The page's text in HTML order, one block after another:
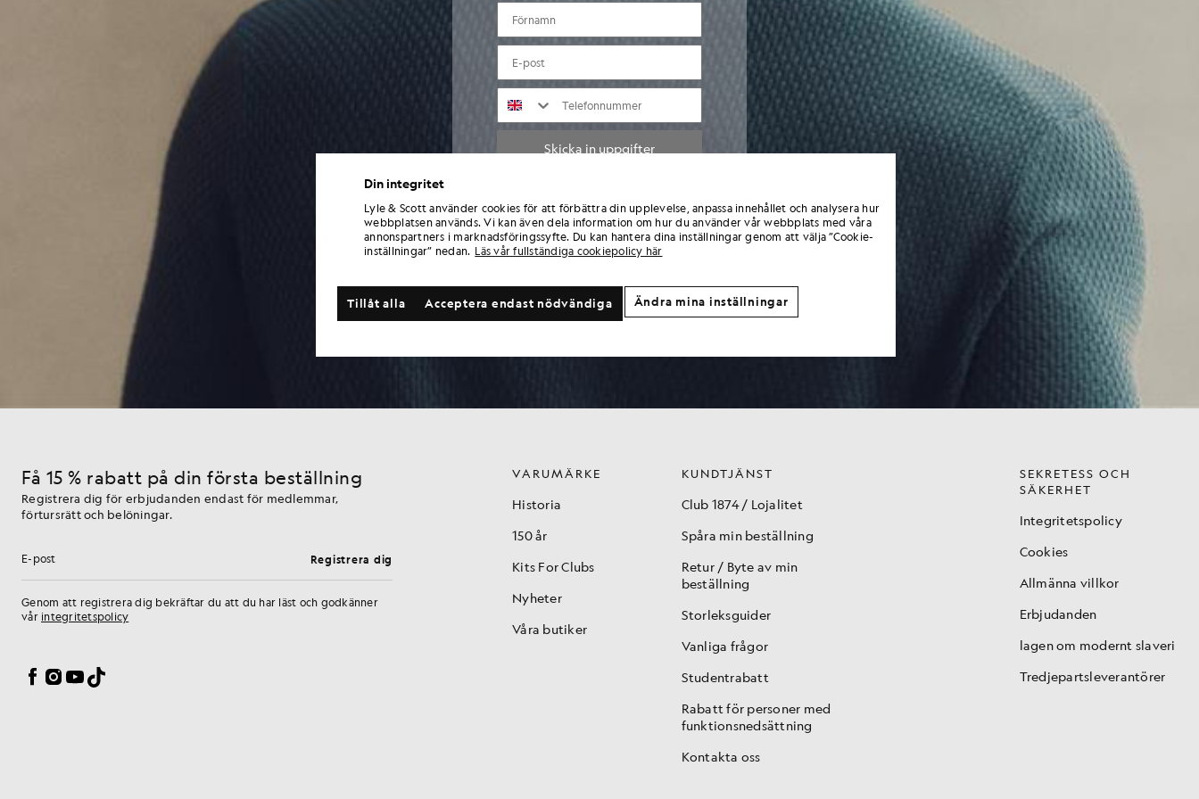
FÖRNAMN
e-post
TELEFONNUMMER
Skicka in uppgifter
Genom att ange dina uppgifter och registrera dig samtycker du till att ta emot
marknadsföringsmeddelanden från Lyle & Scott, inklusive information om nya
kollektioner, exklusiva erbjudanden, kampanjer och nyheter om varumärket. Du kan
när som helst avsluta prenumerationen genom att klicka på länken i e-
Få 15 % rabatt på din första beställning
Registrera dig för erbjudanden endast för medlemmar,
förtursrätt och belöningar.
E-postadress Registrera dig
Genom att registrera dig bekräftar du att du har läst och godkänner
vår integritetspolicy
Facebook
Instagram
YouTube
TikTok
VARUMÄRKE
Historia
150 år
Kits For Clubs
Nyheter
Våra butiker
KUNDTJÄNST
Club 1874 / Lojalitet
Spåra min beställning
Retur / Byte av min
beställning
Storleksguider
Vanliga frågor
Studentrabatt
Rabatt för personer med
funktionsnedsättning
Kontakta oss
SEKRETESS OCH
SÄKERHET
Integritetspolicy
Cookies
Allmänna villkor
Erbjudanden
lagen om modernt slaveri
Tredjepartsleverantörer
Din integritet
Lyle & Scott använder cookies för att förbättra din upplevelse, anpassa innehållet och analysera hur
webbplatsen används. Vi kan även dela information om hur du använder vår webbplats med våra
annonspartners i marknadsföringssyfte. Du kan hantera dina inställningar genom att välja ”Cookie-
inställningar” nedan. Läs vår fullständiga cookiepolicy här
Acceptera endast nödvändiga
Tillåt alla Ändra mina inställningar